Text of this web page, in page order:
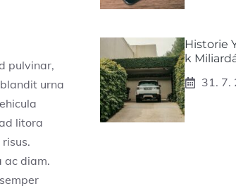
pulvinar,
urna
litora
ac diam.
Historie
k
31. 7.